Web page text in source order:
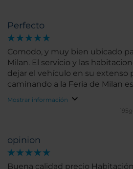
Perfecto
Comodo, y muy bien ubicado
Milan. El servicio y las habitaciones
dejar el vehículo en su extenso
caminando a la Feria de Milan
Mostrar información
opinion
Buena calidad precio